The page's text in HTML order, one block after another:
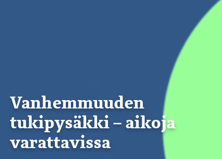
Vanhemmuuden
tukipysäkki – aikoja
varattavissa